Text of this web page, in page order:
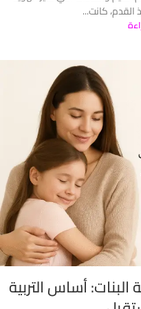
القدم، كانت...
أساس التربية